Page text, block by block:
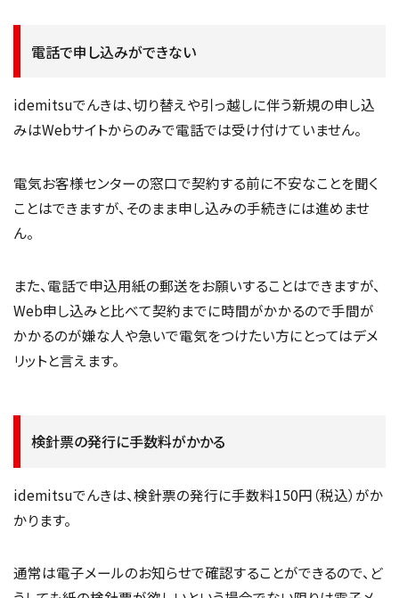
電話で申し込みができない
idemitsuでんきは、切り替えや引っ越しに伴う新規の申し込
みはWebサイトからのみで電話では受け付けていません。
電気お客様センターの窓口で契約する前に不安なことを聞く
ことはできますが、そのまま申し込みの手続きには進めませ
ん。
また、電話で申込用紙の郵送をお願いすることはできますが、
Web申し込みと比べて契約までに時間がかかるので手間が
かかるのが嫌な人や急いで電気をつけたい方にとってはデメ
リットと言えます。
検針票の発行に手数料がかかる
idemitsuでんきは、検針票の発行に手数料150円（税込）がか
かります。
通常は電子メールのお知らせで確認することができるので、ど